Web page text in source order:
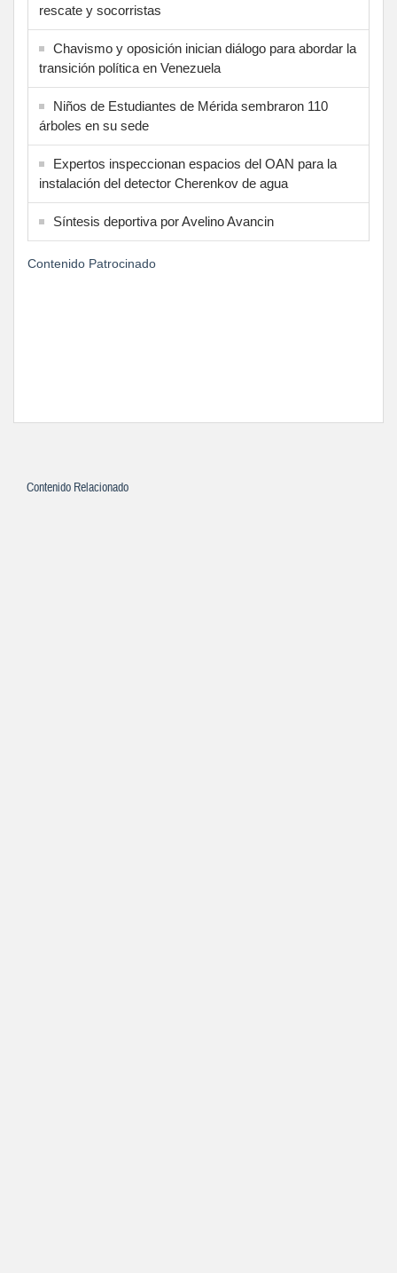
rescate y socorristas
Chavismo y oposición inician diálogo para abordar la
transición política en Venezuela
Niños de Estudiantes de Mérida sembraron 110
árboles en su sede
Expertos inspeccionan espacios del OAN para la
instalación del detector Cherenkov de agua
Síntesis deportiva por Avelino Avancin
Contenido Patrocinado
Contenido Relacionado